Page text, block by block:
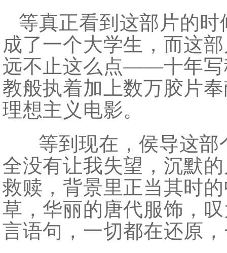
等真正看到这部片的
成了一个大学生，而这
远不止这么点——十年写
教般执着加上数万胶片
理想主义电影。
等到现在，侯导这部
全没有让我失望，沉默
救赎，背景里正当其时
草，华丽的唐代服饰，
言语句，一切都在还原